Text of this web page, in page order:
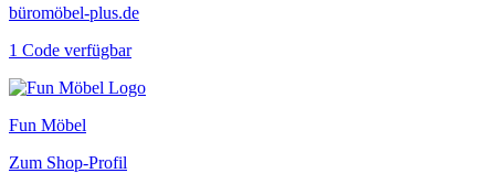
büromöbel-plus.de
1 Code verfügbar
Fun Möbel
Zum Shop-Profil